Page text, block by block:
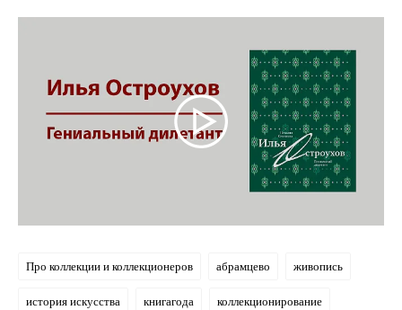
Про коллекции и коллекционеров абрамцево живопись
история искусства книгагода коллекционирование